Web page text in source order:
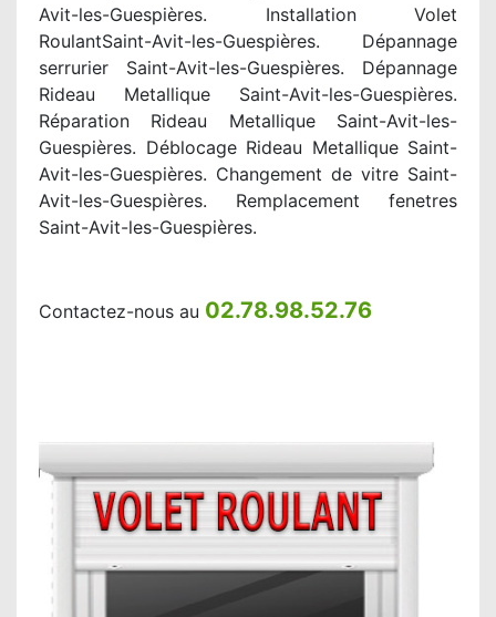
Avit-les-Guespières. Installation Volet
RoulantSaint-Avit-les-Guespières. Dépannage
serrurier Saint-Avit-les-Guespières. Dépannage
Rideau Metallique Saint-Avit-les-Guespières.
Réparation Rideau Metallique Saint-Avit-les-
Guespières. Déblocage Rideau Metallique Saint-
Avit-les-Guespières. Changement de vitre Saint-
Avit-les-Guespières. Remplacement fenetres
Saint-Avit-les-Guespières.
Contactez-nous au 02.78.98.52.76